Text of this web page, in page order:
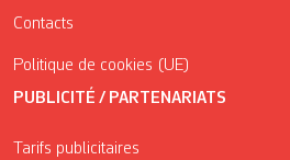
Contacts
Politique de cookies (UE)
PUBLICITÉ / PARTENARIATS
Tarifs publicitaires